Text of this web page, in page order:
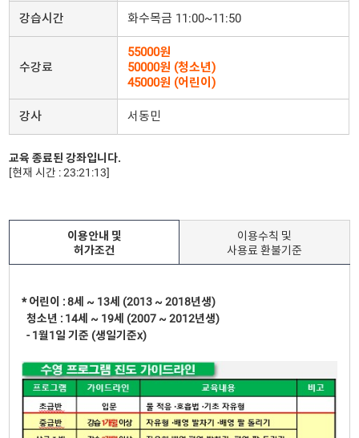
강습시간 화수목금 11:00~11:50
수강료
55000원
50000원 (청소년)
45000원 (어린이)
강사 서동민
교육 종료된 강좌입니다.
[현재 시간 : 23:21:13]
이용안내 및
허가조건
이용수칙 및
사용료 환불기준
* 어린이 : 8세 ~ 13세 (2013 ~ 2018년생)
청소년 : 14세 ~ 19세 (2007 ~ 2012년생)
- 1월1일 기준 (생일기준x)